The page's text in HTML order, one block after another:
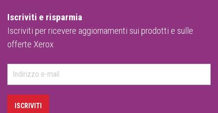
Iscriviti e risparmia
Iscriviti per ricevere aggiornamenti sui prodotti e sulle
offerte Xerox
ISCRIVITI